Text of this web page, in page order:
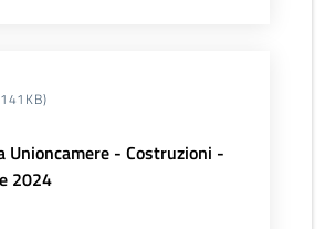
Unioncamere - Costruzioni -
2024